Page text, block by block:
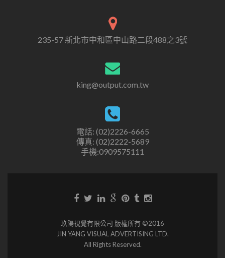
235-57 新北市中和區中山路二段488之3號
king@output.com.tw
電話: (02)2226-6665
傳真: (02)2222-5689
手機:0909575111
玖陽視覺有限公司 版權所有 ©2016
JIN YANG VISUAL ADVERTISING LTD.
All Rights Reserved.